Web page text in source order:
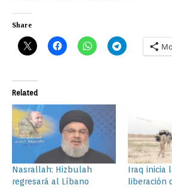
Share
Related
Nasrallah: Hizbulah
regresará al Líbano
Iraq inicia
liberación